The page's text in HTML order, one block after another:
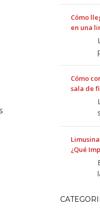
Cómo
en una
Cómo
sala de
¿Qué